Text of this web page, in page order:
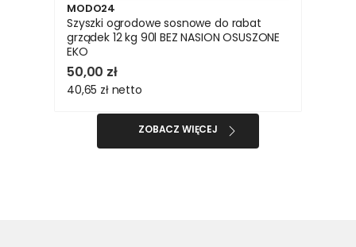
MODO24
Szyszki ogrodowe sosnowe do rabat
grządek 12 kg 90l BEZ NASION OSUSZONE
EKO
50,00 zł
40,65 zł netto
ZOBACZ WIĘCEJ